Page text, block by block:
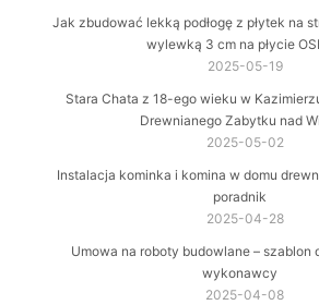
Jak zbudować lekką podłogę z płytek na
wylewką 3 cm na płycie
2025-05-19
Stara Chata z 18-ego wieku w
Drewnianego Zabytku nad
2025-05-02
Instalacja kominka i komina w domu
poradnik
2025-04-28
Umowa na roboty budowlane – szablon
wykonawcy
2025-04-08